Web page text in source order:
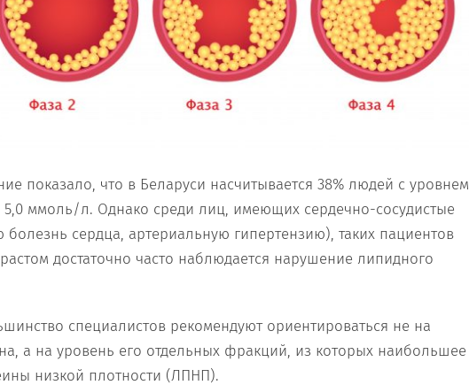
показало, что в Беларуси насчитывается 38% людей с уровнем
ммоль/л. Однако среди лиц, имеющих сердечно-сосудистые
сердца, артериальную гипертензию), таких пациентов
достаточно часто наблюдается нарушение липидного
специалистов рекомендуют ориентироваться не на
а на уровень его отдельных фракций, из которых наибольшее
низкой плотности (ЛПНП).